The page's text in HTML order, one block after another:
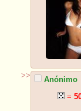
>> Anónimo
=